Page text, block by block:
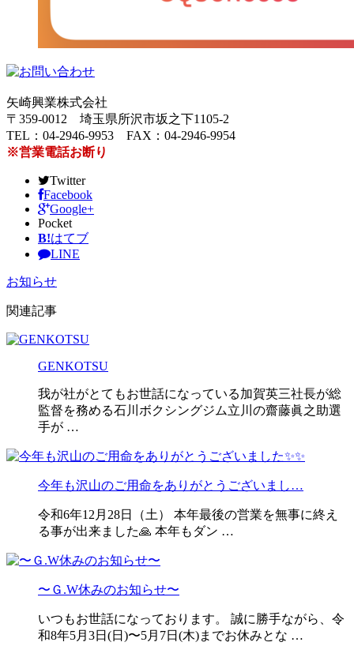
矢崎興業株式会社
〒359-0012 埼玉県所沢市坂之下1105-2
TEL：04-2946-9953 FAX：04-2946-9954
※営業電話お断り
Twitter
Facebook
Google+
Pocket
B!はてブ
LINE
お知らせ
関連記事
GENKOTSU
我が社がとてもお世話になっている加賀英三社長が総
監督を務める石川ボクシングジム立川の齋藤眞之助選
手が …
今年も沢山のご用命をありがとうございまし…
令和6年12月28日（土） 本年最後の営業を無事に終え
る事が出来ました🙏 本年もダン …
〜Ｇ.W休みのお知らせ〜
いつもお世話になっております。 誠に勝手ながら、令
和8年5月3日(日)〜5月7日(木)までお休みとな …